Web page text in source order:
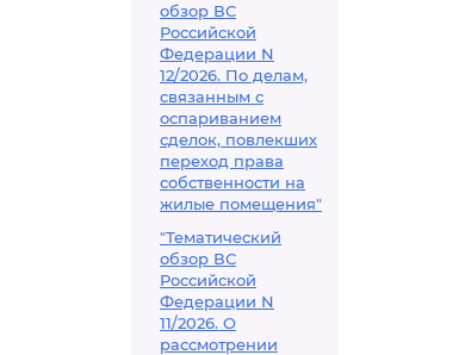
обзор ВС
Российской
Федерации N
12/2026. По делам,
связанным с
оспариванием
сделок, повлекших
переход права
собственности на
жилые помещения"
"Тематический
обзор ВС
Российской
Федерации N
11/2026. О
рассмотрении